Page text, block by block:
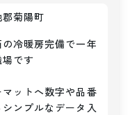
菊陽町
冷暖房完備で一年
です
ットへ数字や品番
ンプルなデータ入